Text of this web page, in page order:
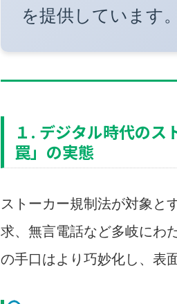
を提供しています。
１. デジタル時代のス
罠」の実態
ストーカー規制法が対象と
求、無言電話など多岐にわ
の手口はより巧妙化し、表